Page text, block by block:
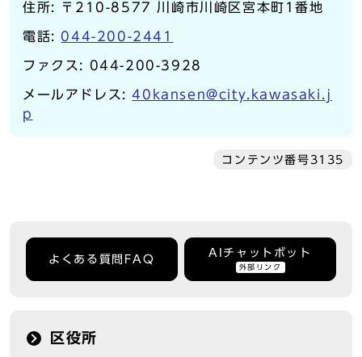
住所: 〒210-8577 川崎市川崎区宮本町1番地
電話: 044-200-2441
ファクス: 044-200-3928
メールアドレス:40kansen@city.kawasaki.j
p
コンテンツ番号3135
よくある質問FAQ
AIチャットボット
外部リンク
区役所